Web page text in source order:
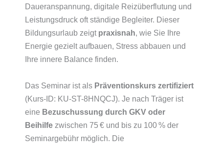
Daueranspannung, digitale Reizüberflutung und
Leistungsdruck oft ständige Begleiter. Dieser
Bildungsurlaub zeigt praxisnah, wie Sie Ihre
Energie gezielt aufbauen, Stress abbauen und
Ihre innere Balance finden.
Das Seminar ist als Präventionskurs zertifiziert
(Kurs-ID: KU-ST-8HNQCJ). Je nach Träger ist
eine Bezuschussung durch GKV oder
Beihilfe zwischen 75 € und bis zu 100 % der
Seminargebühr möglich. Die